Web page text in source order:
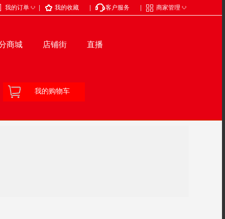
我的订单 ◇ 我的收藏 客户服务 商家管理 ◇
商城 店铺街 直播
我的购物车